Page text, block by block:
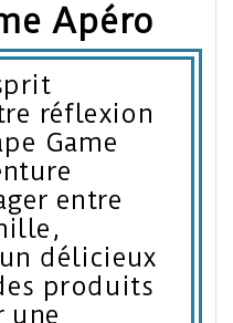
Apéro
réflexion
Game
entre
délicieux
produits
une